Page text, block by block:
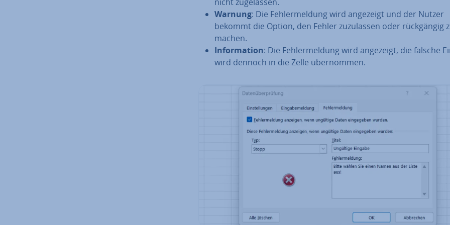
nicht zu­ge­las­sen.
Warnung: Die Feh­ler­mel­dung wird angezeigt und der Nutzer
bekommt die Option, den Fehler zu­zu­las­sen oder rück­gän­gig
machen.
In­for­ma­ti­on: Die Feh­ler­mel­dung wird angezeigt, die falsche
wird dennoch in die Zelle über­nom­men.